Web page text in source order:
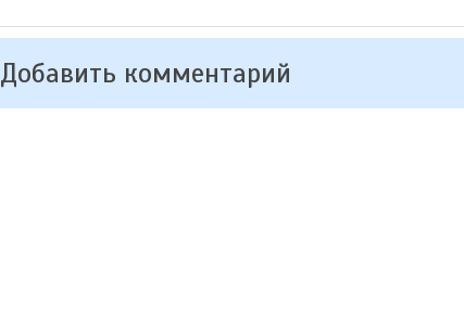
Добавить комментарий